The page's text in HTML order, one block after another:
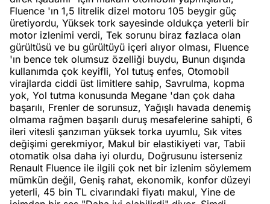
Fluence 'ın 1,5 litrelik dizel motoru 105 beygir güç
üretiyordu, Yüksek tork sayesinde oldukça yeterli bir
motor izlenimi verdi, Tek sorunu biraz fazlaca olan
gürültüsü ve bu gürültüyü içeri alıyor olması, Fluence
'ın bence tek olumsuz özelliği buydu, Bunun dışında
kullanımda çok keyifli, Yol tutuş enfes, Otomobil
virajlarda ciddi üst limitlere sahip, Savrulma, kopma
yok, Yol tutma konusunda Megane 'dan çok daha
başarılı, Frenler de sorunsuz, Yağışlı havada denemiş
olmama rağmen başarılı duruş mesafelerine sahipti, 6
ileri vitesli şanzıman yüksek torka uyumlu, Sık vites
değişimi gerekmiyor, Makul bir elastikiyeti var, Tabii
otomatik olsa daha iyi olurdu, Doğrusunu isterseniz
Renault Fluence ile ilgili çok net bir izlenim söylemem
mümkün değil, Geniş rahat, ekonomik, konfor düzeyi
yeterli, 45 bin TL civarındaki fiyatı makul, Yine de